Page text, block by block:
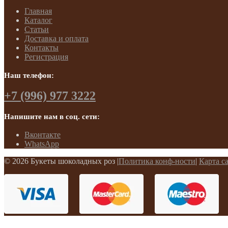
Главная
Каталог
Статьи
Доставка и оплата
Контакты
Регистрация
Наш телефон:
+7 (996) 977 3222
Напишите нам в соц. сети:
Вконтакте
WhatsApp
© 2026 Букеты шоколадных роз |Политика конф-ности| Карта